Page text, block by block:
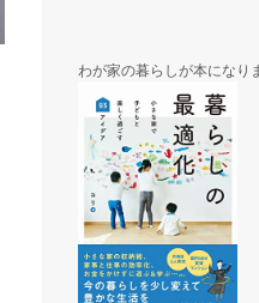
わが家の暮らしが本になり